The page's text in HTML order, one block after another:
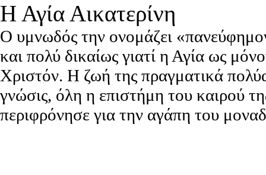
Η Αγία Αικατερίνη
Ο υμνωδός την ονομάζει
και πολύ δικαίως γιατί η Αγία ως
Χριστόν. Η ζωή της πραγματικά
γνώσις, όλη η επιστήμη του καιρού
περιφρόνησε για την αγάπη του